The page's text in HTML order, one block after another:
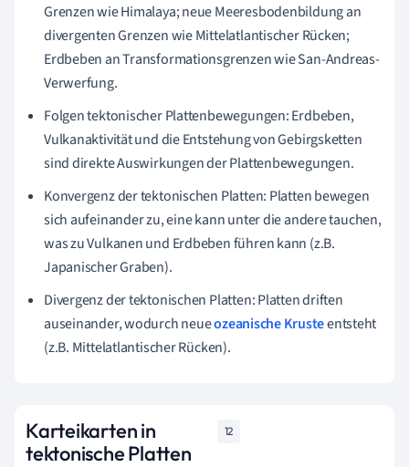
Grenzen wie Himalaya; neue Meeresbodenbildung an
divergenten Grenzen wie Mittelatlantischer Rücken;
Erdbeben an Transformationsgrenzen wie San-Andreas-
Verwerfung.
Folgen tektonischer Plattenbewegungen: Erdbeben,
Vulkanaktivität und die Entstehung von Gebirgsketten
sind direkte Auswirkungen der Plattenbewegungen.
Konvergenz der tektonischen Platten: Platten bewegen
sich aufeinander zu, eine kann unter die andere tauchen,
was zu Vulkanen und Erdbeben führen kann (z.B.
Japanischer Graben).
Divergenz der tektonischen Platten: Platten driften
auseinander, wodurch neueozeanische Krusteentsteht
(z.B. Mittelatlantischer Rücken).
Karteikarten in
tektonische Platten
12